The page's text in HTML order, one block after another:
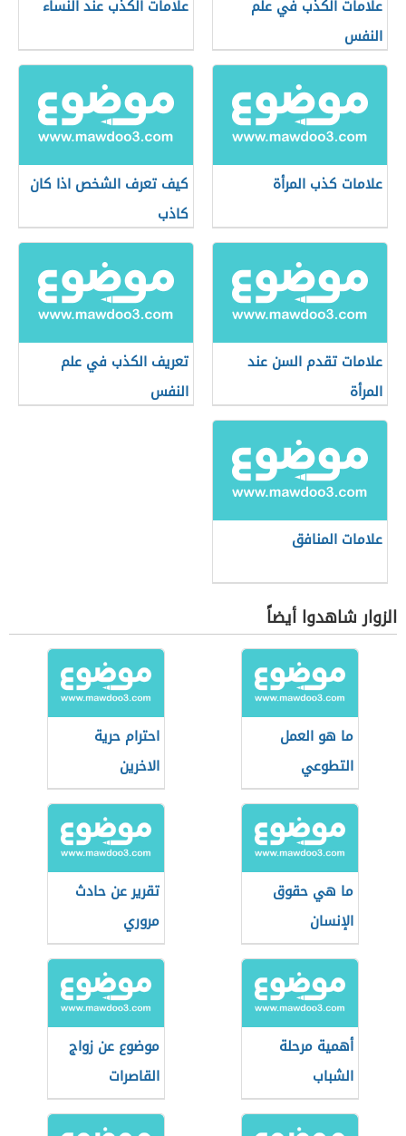
علامات الكذب في علم
النفس
علامات الكذب عند النساء
علامات كذب المرأة
كيف تعرف الشخص اذا كان
كاذب
علامات تقدم السن عند
المرأة
تعريف الكذب في علم
النفس
علامات المنافق
الزوار شاهدوا أيضاً
ما هو العمل
التطوعي
احترام حرية
الاخرين
ما هي حقوق
الإنسان
تقرير عن حادث
مروري
أهمية مرحلة
الشباب
موضوع عن زواج
القاصرات